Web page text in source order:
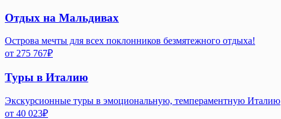
Отдых на Мальдивах
Острова мечты для всех поклонников безмятежного отдыха!
от 275 767₽
Туры в Италию
Экскурсионные туры в эмоциональную, темпераментную Италию
от 40 023₽